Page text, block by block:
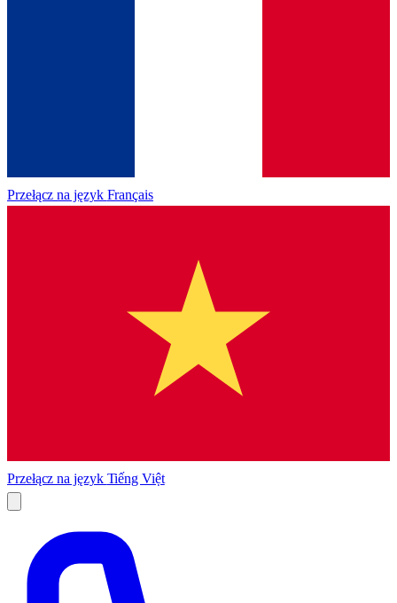
Przełącz na język Français
Przełącz na język Tiếng Việt